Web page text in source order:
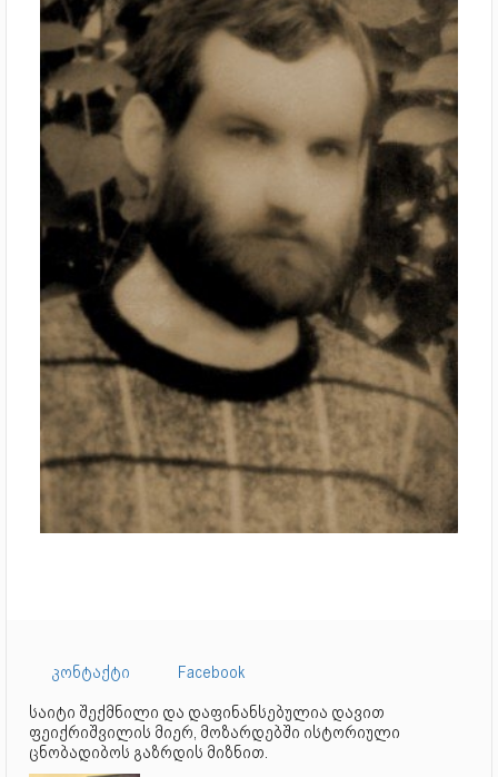
კონტაქტი
Facebook
საიტი შექმნილი და დაფინანსებულია დავით
ფეიქრიშვილის მიერ, მოზარდებში ისტორიული
ცნობადიბოს გაზრდის მიზნით.